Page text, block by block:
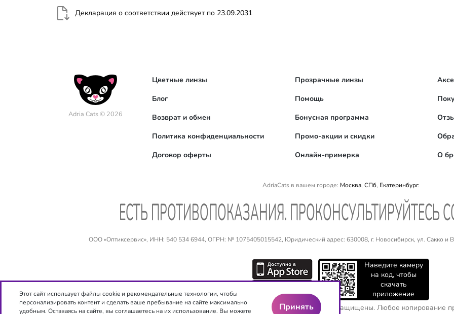
Декларация о соответствии действует по 23.09.2031
Adria Cats © 2026
Цветные линзы Прозрачные линзы
Блог
Помощь
Возврат и обмен
Бонусная программа
Политика конфиденциальности
Промо-акции и скидки
Договор оферты
Онлайн-примерка О
AdriaCats в вашем городе: Москва, СПб, Екатеринбург.
EСТЬ ПРОТИВОПОКАЗАНИЯ. ПРОКОНСУЛЬТИРУЙТЕСЬ
ООО «Оптиксервис», ИНН: 540 534 6944, ОГРН: № 1075405015542, Юридический адрес: 630008, г. Новосибирск, ул. Сакко и
Наведите камеру
на код, чтобы
скачать
приложение
Copyright ©ООО "Оптиксервис" 2016-2026. Все права защищены. Любое копирование
Этот сайт использует файлы cookie и рекомендательные технологии, чтобы
персонализировать контент и сделать ваше пребывание на сайте максимально
удобным. Оставаясь на сайте, вы соглашаетесь на их использование. Вы можете
Принять